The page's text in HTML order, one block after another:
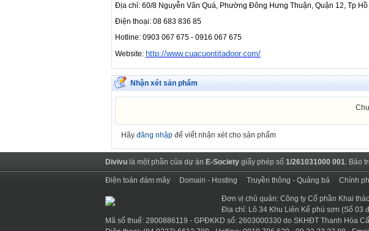
Địa chỉ: 60/8 Nguyễn Văn Quá, Phường Đông Hưng Thuận, Quận 12, Tp Hồ
Điện thoại: 08 683 836 85
Hotline: 0903 067 675 - 0916 067 675
Website: http://www.cuacuontitadoor.com/
Nhận xét sản phẩm
Hãy đăng nhập để viết nhận xét cho sản phẩm
Divivu là một phần của dự án E-Society giấy phép số 1/261031000 001. Bảo
Điện toán đám mây Domain - Hosting Truyền thông - Quảng bá Chính
Đơn vị chủ quản: Công ty Cổ phần Khai
Địa chỉ: Lô 34 Khu Liên Kế phú sơn (Số 03
Mã số thuế: 2800886119 - GPĐKKD số: 2603000330 do SKHĐT Thanh Hóa